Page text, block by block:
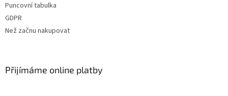
Puncovní tabulka
GDPR
Než začnu nakupovat
Přijímáme online platby